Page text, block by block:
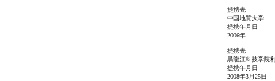
提携先
中国地質大学
提携年月日
2006年
提携先
黒龍江科技学院
提携年月日
2008年3月25日